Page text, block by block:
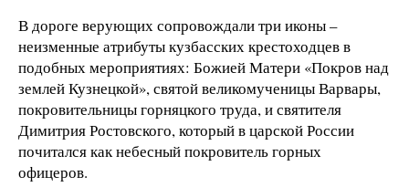
В дороге верующих сопровождали три иконы –
неизменные атрибуты кузбасских крестоходцев в
подобных мероприятиях: Божией Матери «Покров над
землей Кузнецкой», святой великомученицы Варвары,
покровительницы горняцкого труда, и святителя
Димитрия Ростовского, который в царской России
почитался как небесный покровитель горных
офицеров.